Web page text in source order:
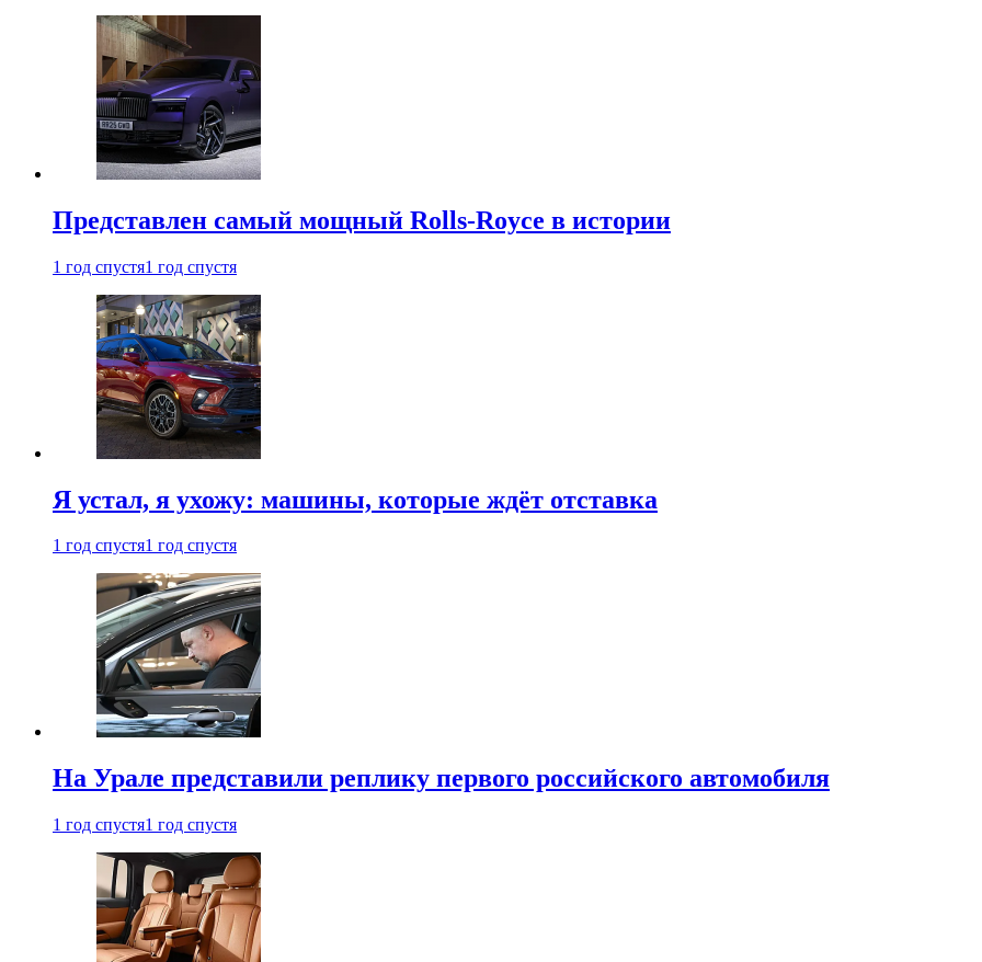
Представлен самый мощный Rolls-Royce в истории
1 год спустя1 год спустя
Я устал, я ухожу: машины, которые ждёт отставка
1 год спустя1 год спустя
На Урале представили реплику первого российского автомобиля
1 год спустя1 год спустя